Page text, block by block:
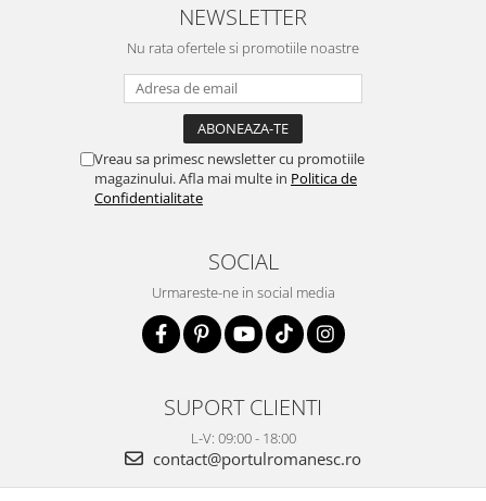
NEWSLETTER
Nu rata ofertele si promotiile noastre
Vreau sa primesc newsletter cu promotiile
magazinului. Afla mai multe in Politica de
Confidentialitate
SOCIAL
Urmareste-ne in social media
SUPORT CLIENTI
L-V: 09:00 - 18:00
contact@portulromanesc.ro